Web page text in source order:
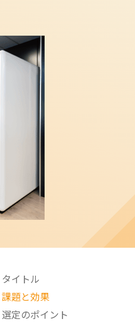
タイトル
課題と効果
選定のポイント